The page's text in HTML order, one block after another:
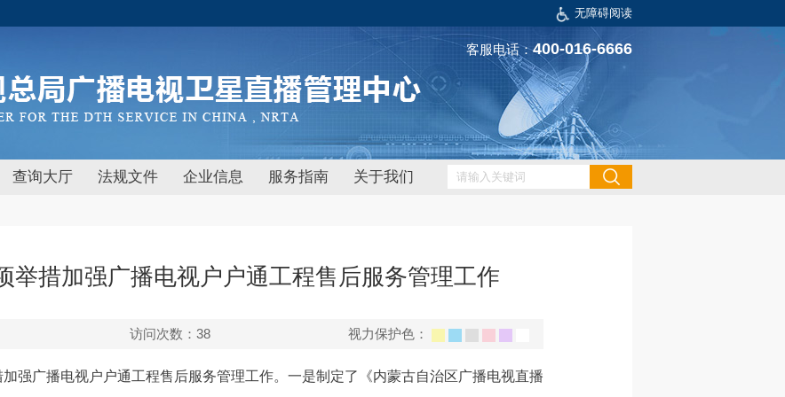
无障碍阅读
客服电话：400-016-6666
查询大厅 法规文件 企业信息 服务指南 关于我们
举措加强广播电视户户通工程售后服务管理工作
访问次数： 38 视力保护色：
强广播电视户户通工程售后服务管理工作。一是制定了《内蒙古自治区广播电视直播